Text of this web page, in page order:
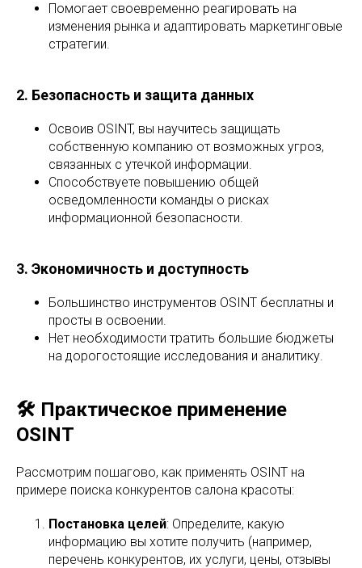
Помогает своевременно реагировать на
изменения рынка и адаптировать маркетинговые
стратегии.
2. Безопасность и защита данных
Освоив OSINT, вы научитесь защищать
собственную компанию от возможных угроз,
связанных с утечкой информации.
Способствуете повышению общей
осведомленности команды о рисках
информационной безопасности.
3. Экономичность и доступность
Большинство инструментов OSINT бесплатны и
просты в освоении.
Нет необходимости тратить большие бюджеты
на дорогостоящие исследования и аналитику.
🛠️ Практическое применение
OSINT
Рассмотрим пошагово, как применять OSINT на
примере поиска конкурентов салона красоты:
Постановка целей: Определите, какую
информацию вы хотите получить (например,
перечень конкурентов, их услуги, цены, отзывы